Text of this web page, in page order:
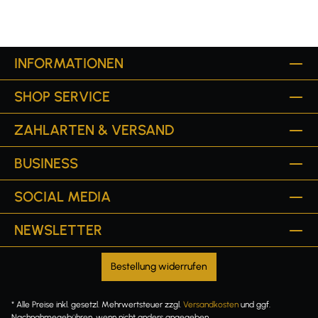
INFORMATIONEN
SHOP SERVICE
ZAHLARTEN & VERSAND
BUSINESS
SOCIAL MEDIA
NEWSLETTER
Bestellung widerrufen
* Alle Preise inkl. gesetzl. Mehrwertsteuer zzgl. Versandkosten und ggf.